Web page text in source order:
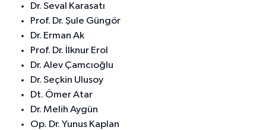
Dr. Seval Karasatı
Prof. Dr. Şule Güngör
Dr. Erman Ak
Prof. Dr. İlknur Erol
Dr. Alev Çamcıoğlu
Dr. Seçkin Ulusoy
Dt. Ömer Atar
Dr. Melih Aygün
Op. Dr. Yunus Kaplan